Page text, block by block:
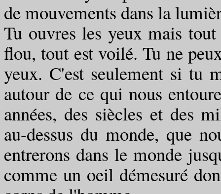
de mouvements dans la
Tu ouvres les yeux mais
flou, tout est voilé. Tu ne
yeux. C'est seulement si tu
autour de ce qui nous
années, des siècles et des
au-dessus du monde, que
entrerons dans le monde
comme un oeil démesuré